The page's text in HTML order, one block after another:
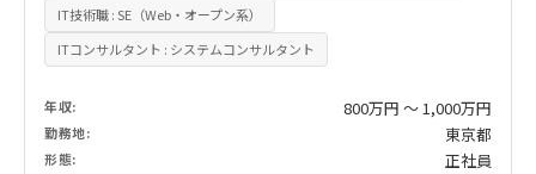
IT技術職 : SE（Web・オープン系）
ITコンサルタント : システムコンサルタント
年収: 800万円 〜 1,000万円
勤務地: 東京都
形態: 正社員